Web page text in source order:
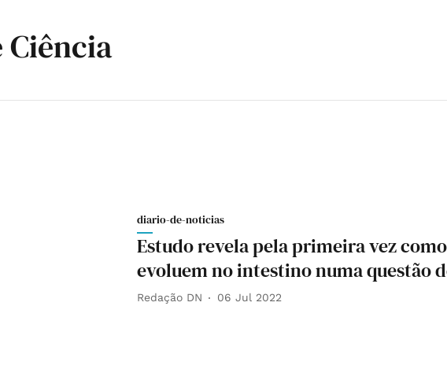
diario-de-noticias
Estudo revela pela primeira vez
evoluem no intestino numa questão
Redação DN 06 Jul 2022